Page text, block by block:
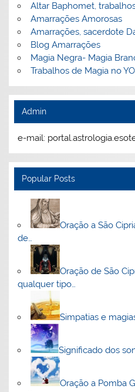
Altar Baphomet,
Amarrações Amorosas
Amarrações, sacerdote
Blog Amarrações
Magia Negra- Magia
Trabalhos de Magia no
Admin
e-mail:
Popular Posts
Oração a São
de…
Oração de São
qualquer tipo…
Simpatias e
Significado dos
Oração a Pomba